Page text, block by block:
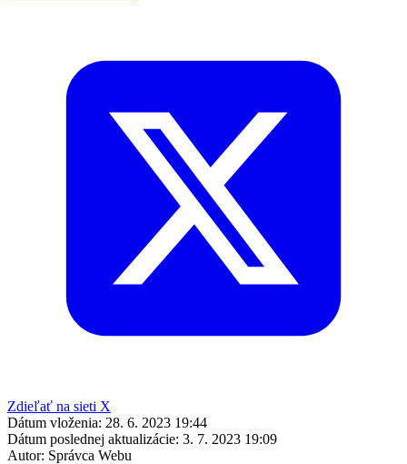
Zdieľať na sieti X
Dátum vloženia: 28. 6. 2023 19:44
Dátum poslednej aktualizácie: 3. 7. 2023 19:09
Autor: Správca Webu